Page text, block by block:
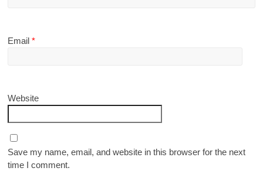
Email*
Website
Save my name, email, and website in this browser for the next
time I comment.